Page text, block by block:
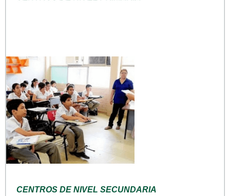
CENTROS DE NIVEL SECUNDARIA